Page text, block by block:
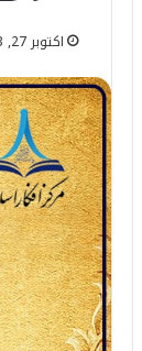
اکتوبر 27, 2023